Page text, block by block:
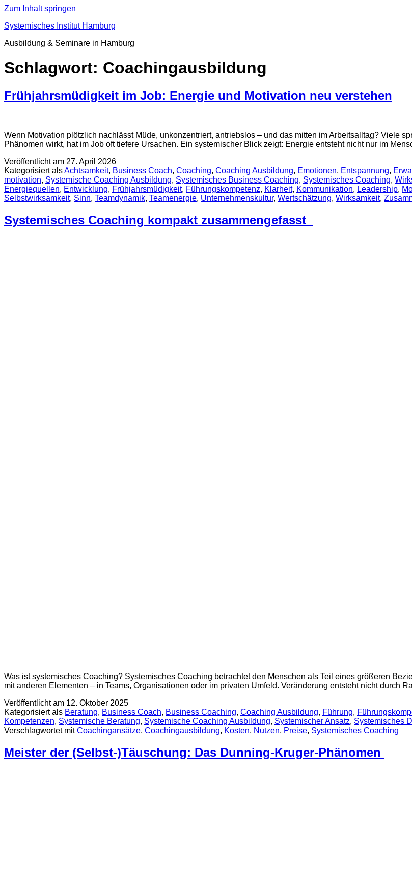
Zum Inhalt springen
Systemisches Institut Hamburg
Ausbildung & Seminare in Hamburg
Schlagwort: Coachingausbildung
Frühjahrsmüdigkeit im Job: Energie und Motivation neu verstehen
Wenn Motivation plötzlich nachlässt Müde, unkonzentriert, antriebslos – und das mitten im Arbeitsalltag? Viele
Phänomen wirkt, hat im Job oft tiefere Ursachen. Ein systemischer Blick zeigt: Energie entsteht nicht nur im
Veröffentlicht am 27. April 2026
Kategorisiert alsAchtsamkeit, Business Coach, Coaching, Coaching Ausbildung, Emotionen, Entspannung,
motivation, Systemische Coaching Ausbildung, Systemisches Business Coaching, Systemisches Coaching,
Energiequellen, Entwicklung, Frühjahrsmüdigkeit, Führungskompetenz, Klarheit, Kommunikation, Leadership,
Selbstwirksamkeit, Sinn, Teamdynamik, Teamenergie, Unternehmenskultur, Wertschätzung, Wirksamkeit,
Systemisches Coaching kompakt zusammengefasst
Was ist systemisches Coaching? Systemisches Coaching betrachtet den Menschen als Teil eines größeren
mit anderen Elementen – in Teams, Organisationen oder im privaten Umfeld. Veränderung entsteht nicht durch
Veröffentlicht am 12. Oktober 2025
Kategorisiert als Beratung, Business Coach, Business Coaching, Coaching Ausbildung, Führung,
Kompetenzen, Systemische Beratung, Systemische Coaching Ausbildung, Systemischer Ansatz, Systemisches
Verschlagwortet mitCoachingansätze, Coachingausbildung, Kosten, Nutzen, Preise, Systemisches Coaching
Meister der (Selbst-)Täuschung: Das Dunning-Kruger-Phänomen